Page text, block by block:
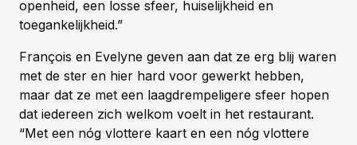
openheid, een losse sfeer, huiselijkheid en
toegankelijkheid.”
François en Evelyne geven aan dat ze erg blij waren
met de ster en hier hard voor gewerkt hebben,
maar dat ze met een laagdrempeligere sfeer hopen
dat iedereen zich welkom voelt in het restaurant.
“Met een nóg vlottere kaart en een nóg vlottere